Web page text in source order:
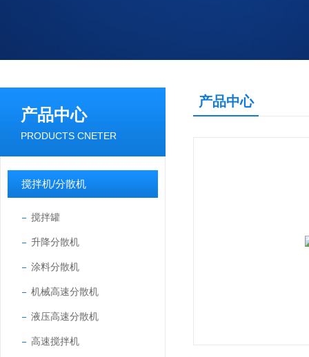
产品中心
PRODUCTS CNETER
搅拌机/分散机
搅拌罐
升降分散机
涂料分散机
机械高速分散机
液压高速分散机
高速搅拌机
产品中心